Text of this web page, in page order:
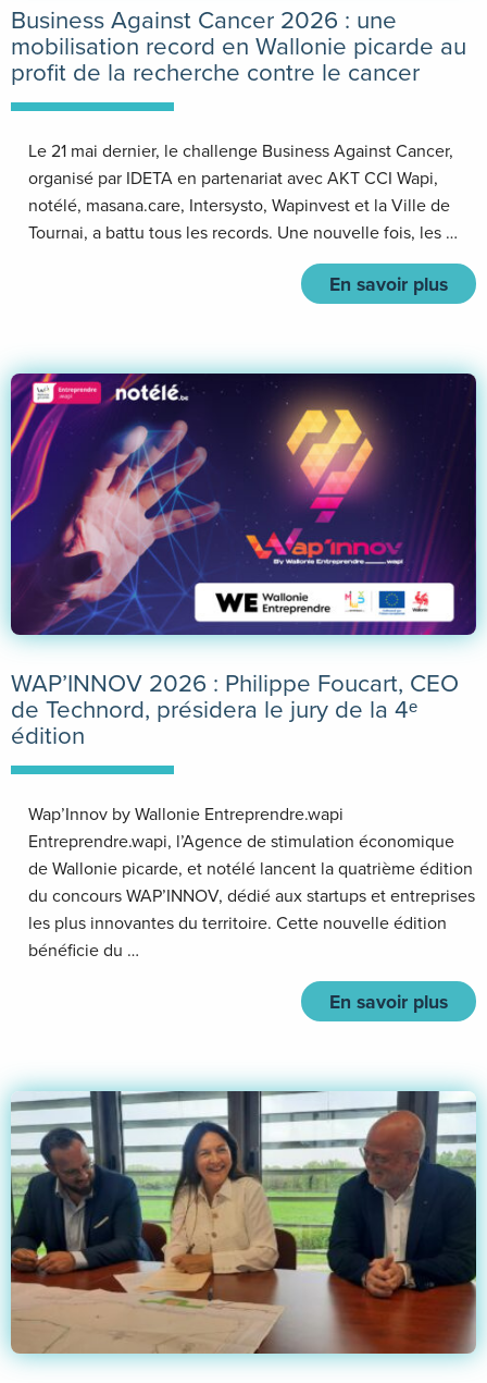
Business Against Cancer 2026 : une
mobilisation record en Wallonie picarde au
profit de la recherche contre le cancer
Le 21 mai dernier, le challenge Business Against Cancer,
organisé par IDETA en partenariat avec AKT CCI Wapi,
notélé, masana.care, Intersysto, Wapinvest et la Ville de
Tournai, a battu tous les records. Une nouvelle fois, les …
En savoir plus
WAP’INNOV 2026 : Philippe Foucart, CEO
de Technord, présidera le jury de la 4ᵉ
édition
Wap’Innov by Wallonie Entreprendre.wapi
Entreprendre.wapi, l’Agence de stimulation économique
de Wallonie picarde, et notélé lancent la quatrième édition
du concours WAP’INNOV, dédié aux startups et entreprises
les plus innovantes du territoire. Cette nouvelle édition
bénéficie du …
En savoir plus